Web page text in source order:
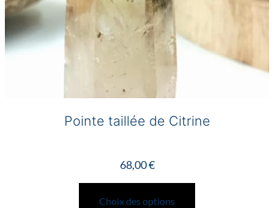
produit
Pointe taillée de Citrine
68,00€
Choix des options
Ce